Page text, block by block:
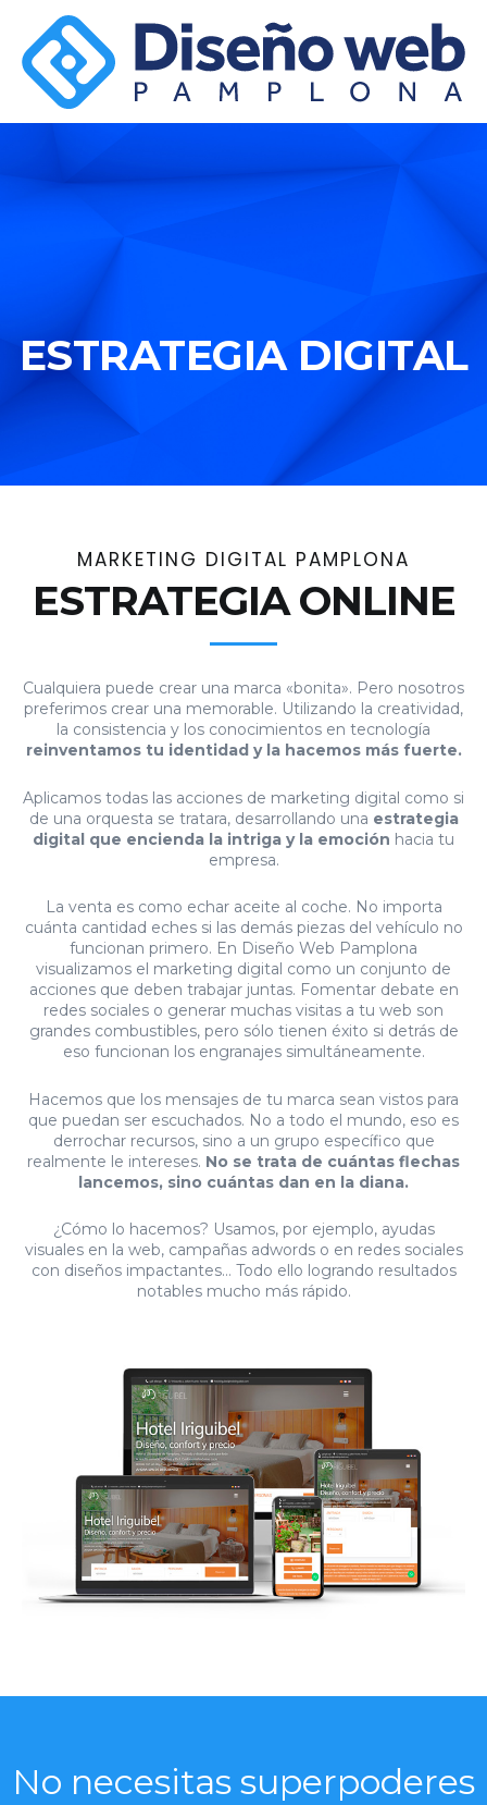
ESTRATEGIA DIGITAL
MARKETING DIGITAL PAMPLONA
ESTRATEGIA ONLINE
Cualquiera puede crear una marca «bonita». Pero nosotros
preferimos crear una memorable. Utilizando la creatividad,
la consistencia y los conocimientos en tecnología
reinventamos tu identidad y la hacemos más fuerte.
Aplicamos todas las acciones de marketing digital como si
de una orquesta se tratara, desarrollando una estrategia
digital que encienda la intriga y la emoción hacia tu
empresa.
La venta es como echar aceite al coche. No importa
cuánta cantidad eches si las demás piezas del vehículo no
funcionan primero. En Diseño Web Pamplona
visualizamos el marketing digital como un conjunto de
acciones que deben trabajar juntas. Fomentar debate en
redes sociales o generar muchas visitas a tu web son
grandes combustibles, pero sólo tienen éxito si detrás de
eso funcionan los engranajes simultáneamente.
Hacemos que los mensajes de tu marca sean vistos para
que puedan ser escuchados. No a todo el mundo, eso es
derrochar recursos, sino a un grupo específico que
realmente le intereses. No se trata de cuántas flechas
lancemos, sino cuántas dan en la diana.
¿Cómo lo hacemos? Usamos, por ejemplo, ayudas
visuales en la web, campañas adwords o en redes sociales
con diseños impactantes… Todo ello logrando resultados
notables mucho más rápido.
No necesitas superpoderes